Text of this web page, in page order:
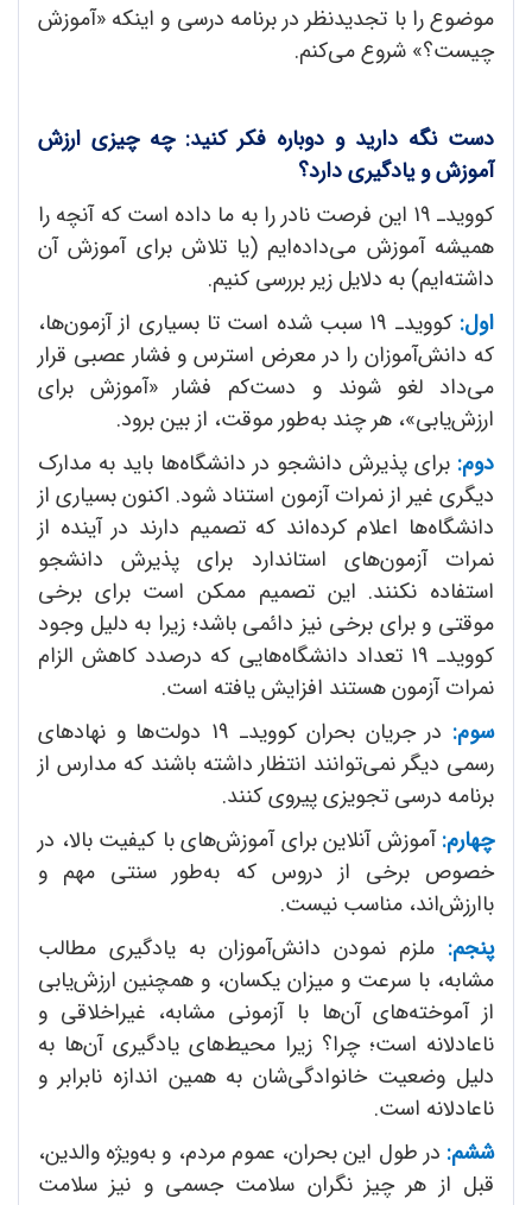
موضوع را با تجدیدنظر در برنامه درسی و اینکه «آموزش
چیست؟» شروع می‌کنم.
دست نگه دارید و دوباره فکر کنید: چه چیزی ارزش
آموزش و یادگیری دارد؟
کوویدـ 19 این فرصت نادر را به ما داده است که آنچه را
همیشه آموزش می‌داده‌ایم (یا تلاش برای آموزش آن
داشته‌ایم) به دلایل زیر بررسی کنیم.
اول:
کووید‌ـ 19 سبب شده است تا بسیاری از آزمون‌ها،
که دانش‌آموزان را در معرض استرس و فشار عصبی قرار
می‌داد لغو شوند و دست‌کم فشار «آموزش برای
ارزش‌یابی»، هر چند به‌طور موقت، از بین برود.
دوم: برای پذیرش دانشجو در دانشگاه‌ها باید به مدارک
دیگری غیر از نمرات آزمون استناد شود. اکنون بسیاری از
دانشگاه‌ها اعلام کرده‌اند که تصمیم دارند در آینده از
نمرات آزمون‌های استاندارد برای پذیرش دانشجو
استفاده نکنند. این تصمیم ممکن است برای برخی
موقتی و برای برخی نیز دائمی باشد؛ زیرا به دلیل وجود
کوویدـ 19 تعداد دانشگاه‌هایی که درصدد کاهش الزام
نمرات آزمون هستند افزایش یافته است.
سوم:
در جریان بحران کووید‌ـ 19 دولت‌ها و نهادهای
رسمی دیگر نمی‌توانند انتظار داشته باشند که مدارس از
برنامه درسی تجویزی پیروی کنند.
چهارم:آموزش آنلاین برای آموزش‌های با کیفیت بالا،‌ در
خصوص برخی از دروس که به‌طور سنتی مهم و
باارزش‌اند، مناسب نیست.
پنجم: ملزم نمودن دانش‌آموزان به یادگیری مطالب
مشابه، با سرعت و میزان یکسان، و همچنین ارزش‌یابی
از آموخته‌های آن‌ها با آزمونی مشابه، غیراخلاقی و
ناعادلانه است؛ چرا؟ زیرا محیط‌های یادگیری آن‌ها به
دلیل وضعیت خانوادگی‌شان به همین اندازه نابرابر و
ناعادلانه است.
ششم: در طول این بحران، عموم مردم، و به‌ویژه والدین،
قبل از هر چیز نگران سلامت جسمی و نیز سلامت